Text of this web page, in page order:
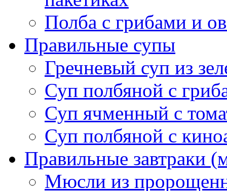
Полба с грибами и
Правильные супы
Гречневый суп из
Суп полбяной с
Суп ячменный с
Суп полбяной с
Правильные завтраки
Мюсли из